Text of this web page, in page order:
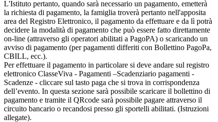
L'Istituto pertanto, quando sarà necessario un pagamento, emetterà
la richiesta di pagamento, la famiglia troverà pertanto nell'apposita
area del Registro Elettronico, il pagamento da effettuare e da lì potrà
decidere la modalità di pagamento che può essere fatto direttamente
on-line (attraverso gli operatori abilitati a PagoPA) o scaricando un
avviso di pagamento (per pagamenti differiti con Bollettino PagoPa,
CBILL, ecc.).
Per effettuare il pagamento in particolare si deve andare sul registro
elettronico ClasseViva - Pagamenti –Scadenziario pagamenti -
Scadenze - cliccare sul tasto paga che si trova in corrispondenza
dell’evento. In questa sezione sarà possibile scaricare il bollettino di
pagamento e tramite il QRcode sarà possibile pagare attraverso il
circuito bancario o recandosi presso gli sportelli abilitati. (Istruzioni
allegate).